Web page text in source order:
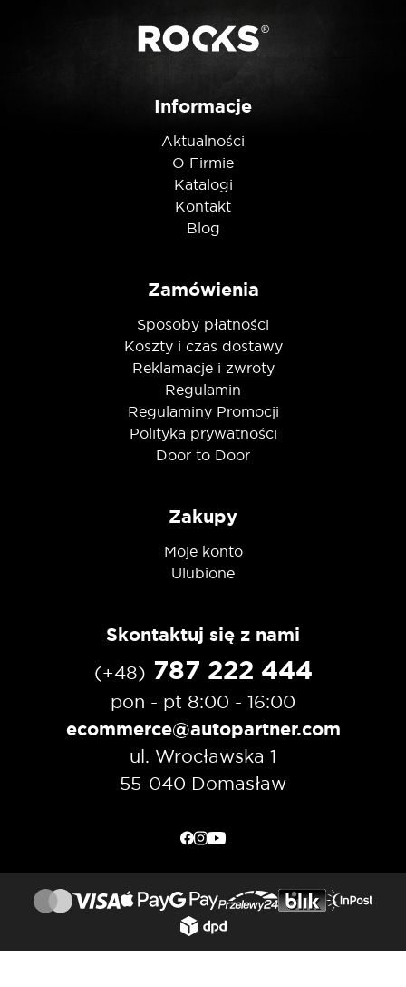
Nie jestem robotemInformacje
Aktualności
O Firmie
Katalogi
Kontakt
Blog
Zamówienia
Sposoby płatności
Koszty i czas dostawy
Reklamacje i zwroty
Regulamin
Regulaminy Promocji
Polityka prywatności
Door to Door
Zakupy
Moje konto
Ulubione
Skontaktuj się z nami
(+48) 787 222 444
pon - pt 8:00 - 16:00
ecommerce@autopartner.com
ul. Wrocławska 1
55-040 Domasław